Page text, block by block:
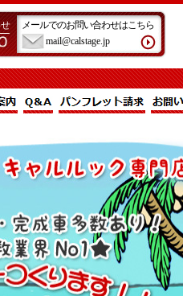
メールでのお問い合わせはこちら
mail@calstage.jp